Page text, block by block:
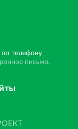
по телефону
письмо.